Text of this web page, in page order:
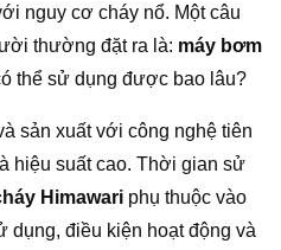
nguy cơ cháy nổ. Một câu
thường đặt ra là: máy bơm
thể sử dụng được bao lâu?
sản xuất với công nghệ tiên
hiệu suất cao. Thời gian sử
Himawari phụ thuộc vào
dụng, điều kiện hoạt động và